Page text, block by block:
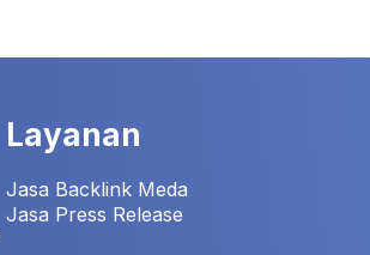
Layanan
Jasa Backlink Meda
Jasa Press Release